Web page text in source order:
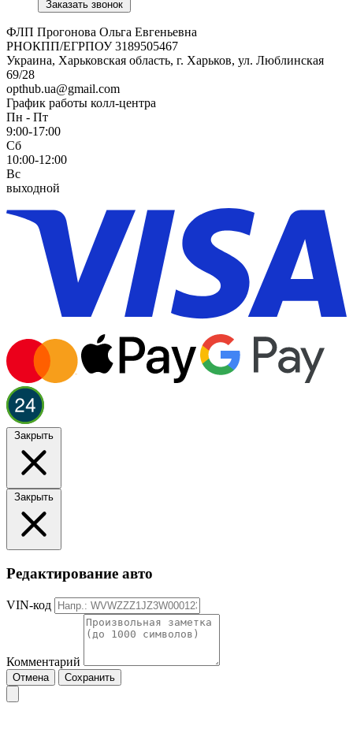
Заказать звонок
ФЛП Прогонова Ольга Евгеньевна
РНОКПП/ЕГРПОУ 3189505467
Украина, Харьковская область, г. Харьков, ул. Люблинская
69/28
opthub.ua@gmail.com
График работы колл-центра
Пн - Пт
9:00-17:00
Сб
10:00-12:00
Вс
выходной
Закрыть
Закрыть
Редактирование авто
VIN-код
Комментарий
Отмена Сохранить